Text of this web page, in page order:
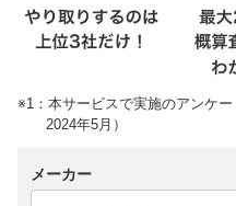
※1：本サービスで実施のアンケ
2024年5月）
メーカー